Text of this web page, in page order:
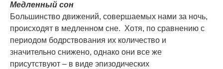
Медленный сон
Большинство движений, совершаемых нами за ночь,
происходят в медленном сне. Хотя, по сравнению с
периодом бодрствования их количество и
значительно снижено, однако они все же
присутствуют – в виде эпизодических